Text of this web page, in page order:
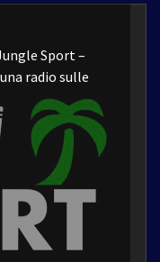
Sport –
radio sulle